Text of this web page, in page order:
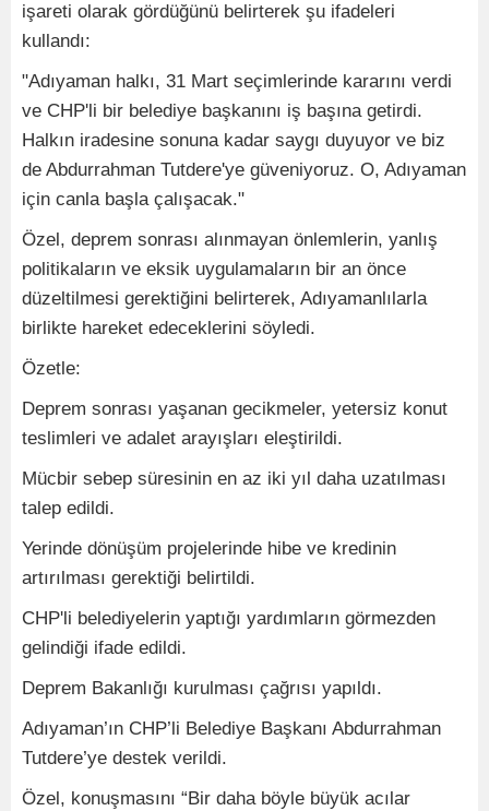
işareti olarak gördüğünü belirterek şu ifadeleri
kullandı:
"Adıyaman halkı, 31 Mart seçimlerinde kararını verdi
ve CHP'li bir belediye başkanını iş başına getirdi.
Halkın iradesine sonuna kadar saygı duyuyor ve biz
de Abdurrahman Tutdere'ye güveniyoruz. O, Adıyaman
için canla başla çalışacak."
Özel, deprem sonrası alınmayan önlemlerin, yanlış
politikaların ve eksik uygulamaların bir an önce
düzeltilmesi gerektiğini belirterek, Adıyamanlılarla
birlikte hareket edeceklerini söyledi.
Özetle:
Deprem sonrası yaşanan gecikmeler, yetersiz konut
teslimleri ve adalet arayışları eleştirildi.
Mücbir sebep süresinin en az iki yıl daha uzatılması
talep edildi.
Yerinde dönüşüm projelerinde hibe ve kredinin
artırılması gerektiği belirtildi.
CHP'li belediyelerin yaptığı yardımların görmezden
gelindiği ifade edildi.
Deprem Bakanlığı kurulması çağrısı yapıldı.
Adıyaman’ın CHP’li Belediye Başkanı Abdurrahman
Tutdere’ye destek verildi.
Özel, konuşmasını “Bir daha böyle büyük acılar